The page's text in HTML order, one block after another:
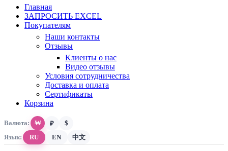
Главная
ЗАПРОСИТЬ EXCEL
Покупателям
Наши контакты
Отзывы
Клиенты о нас
Видео отзывы
Условия сотрудничества
Доставка и оплата
Сертификаты
Корзина
Валюта: ₩ ₽
$
Язык:
RU EN 中文